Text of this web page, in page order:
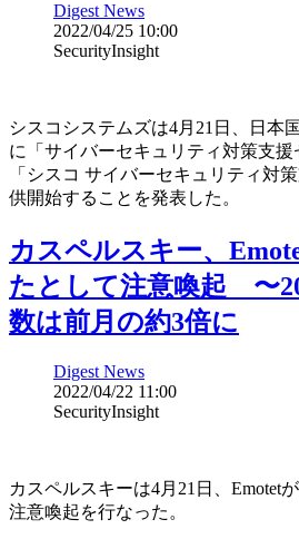
Digest News
2022/04/25 10:00
SecurityInsight
シスコシステムズは4月21日、日本
に「サイバーセキュリティ対策支援
「シスコ サイバーセキュリティ対
供開始することを発表した。
カスペルスキー、
たとして注意喚起 〜
数は前月の約3倍に
Digest News
2022/04/22 11:00
SecurityInsight
カスペルスキーは4月21日、Emotet
注意喚起を行なった。